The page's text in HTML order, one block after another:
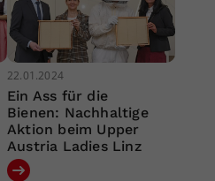
22.01.2024
Ein Ass für die
Bienen: Nachhaltige
Aktion beim Upper
Austria Ladies Linz